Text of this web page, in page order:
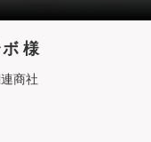
様
商社